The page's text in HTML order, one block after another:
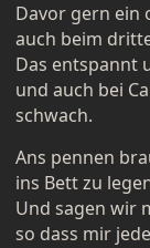
Davor gern ein
auch beim
Das entspannt
und auch bei
schwach.
Ans pennen
ins Bett zu
Und sagen wir
so dass mir